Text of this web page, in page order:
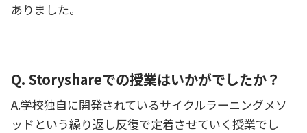
ありました。
Q. Storyshareでの授業はいかがでしたか？
A.学校独自に開発されているサイクルラーニングメソ
ッドという繰り返し反復で定着させていく授業でし